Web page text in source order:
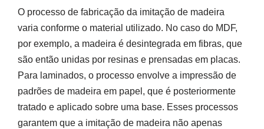
O processo de fabricação da imitação de madeira
varia conforme o material utilizado. No caso do MDF,
por exemplo, a madeira é desintegrada em fibras, que
são então unidas por resinas e prensadas em placas.
Para laminados, o processo envolve a impressão de
padrões de madeira em papel, que é posteriormente
tratado e aplicado sobre uma base. Esses processos
garantem que a imitação de madeira não apenas